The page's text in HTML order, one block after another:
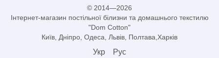
© 2014—2026
Інтернет-магазин постільної білизни та домашнього текстилю
"Dom Cotton"
Київ, Дніпро, Одеса, Львів, Полтава,Харків
Укр Рус